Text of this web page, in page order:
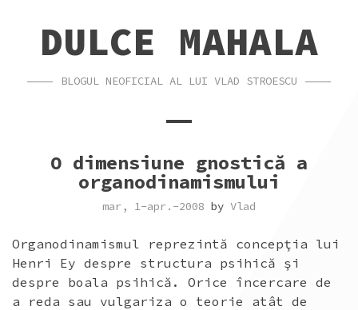
CONTENTDULCE MAHALA
BLOGUL NEOFICIAL AL LUI VLAD STROESCU
O dimensiune gnostică a
organodinamismului
mar, 1-apr.-2008 by Vlad
Organodinamismul reprezintă concepţia lui
Henri Ey despre structura psihică şi
despre boala psihică. Orice încercare de
a reda sau vulgariza o teorie atât de